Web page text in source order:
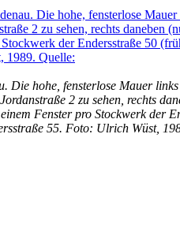
hohe, fensterlose Mauer
2 zu sehen, rechts
Fenster pro Stockwerk der
55. Foto: Ulrich Wüst,